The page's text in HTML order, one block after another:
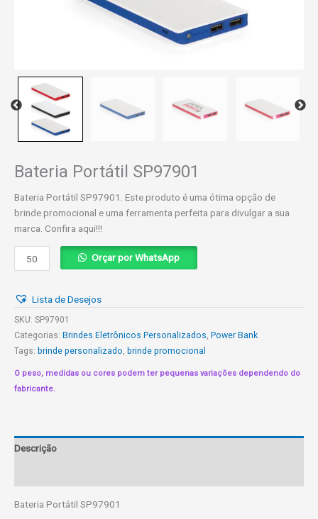
Bateria Portátil SP97901
Bateria Portátil SP97901. Este produto é uma ótima opção de
brinde promocional e uma ferramenta perfeita para divulgar a sua
marca. Confira aqui!!!
Portátil
quantidade
Orçar por WhatsApp
Lista de Desejos
SKU: SP97901
Categorias: Brindes Eletrônicos Personalizados, Power Bank
Tags: brinde personalizado, brinde promocional
O peso, medidas ou cores podem ter pequenas variações dependendo do
fabricante.
Descrição
Bateria Portátil SP97901